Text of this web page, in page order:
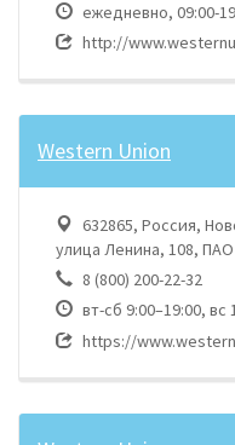
ежедневно, 09:00-
http://
Western Union
632865, Россия,
улица Ленина, 108,
8 (800) 200-22-32
вт-сб 9:00–19:00, вс
https://